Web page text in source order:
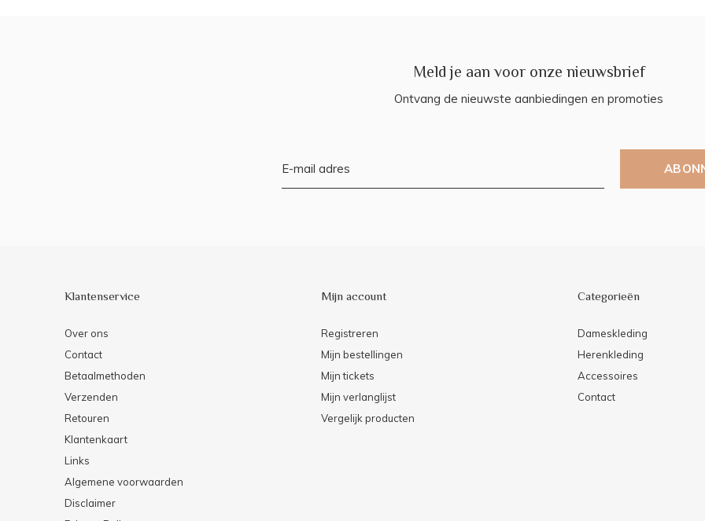
Meld je aan voor onze nieuwsbrief
Ontvang de nieuwste aanbiedingen en promoties
Klantenservice
Over ons
Contact
Betaalmethoden
Verzenden
Retouren
Klantenkaart
Links
Algemene voorwaarden
Disclaimer
Mijn account
Registreren
Mijn bestellingen
Mijn tickets
Mijn verlanglijst
Vergelijk producten
Categorieën
Dameskleding
Herenkleding
Accessoires
Contact